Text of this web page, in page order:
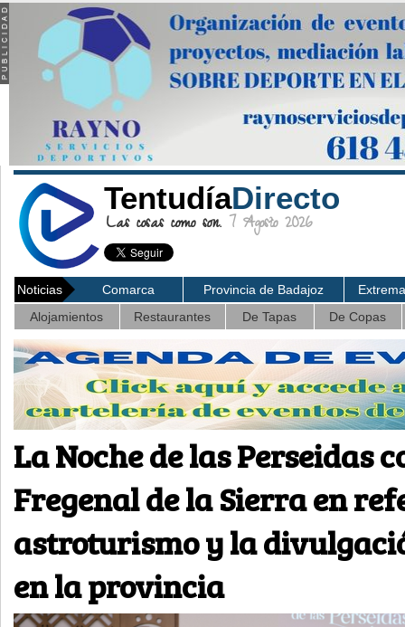
TentudíaDirecto
Las cosas como son. 7 Agosto 2026
Noticias Comarca Provincia de Badajoz
Alojamientos
Restaurantes De Tapas De Copas
La Noche de las Perseidas
Fregenal de la Sierra en
astroturismo y la
en la provincia